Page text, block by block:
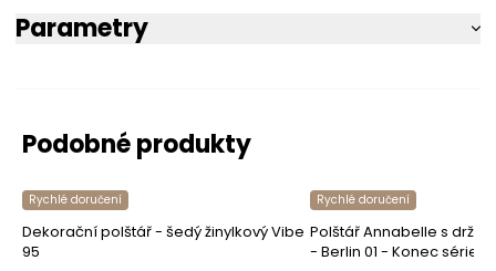
Parametry
Podobné produkty
Rychlé doručení
Dekorační polštář - šedý žinylkový Vibe
95
Rychlé doručení
Polštář Annabelle s
- Berlin 01 - Konec série